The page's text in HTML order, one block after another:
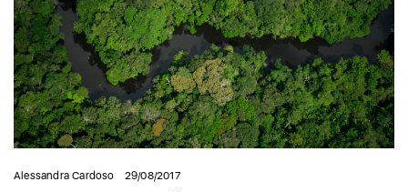
Alessandra Cardoso 29/08/2017